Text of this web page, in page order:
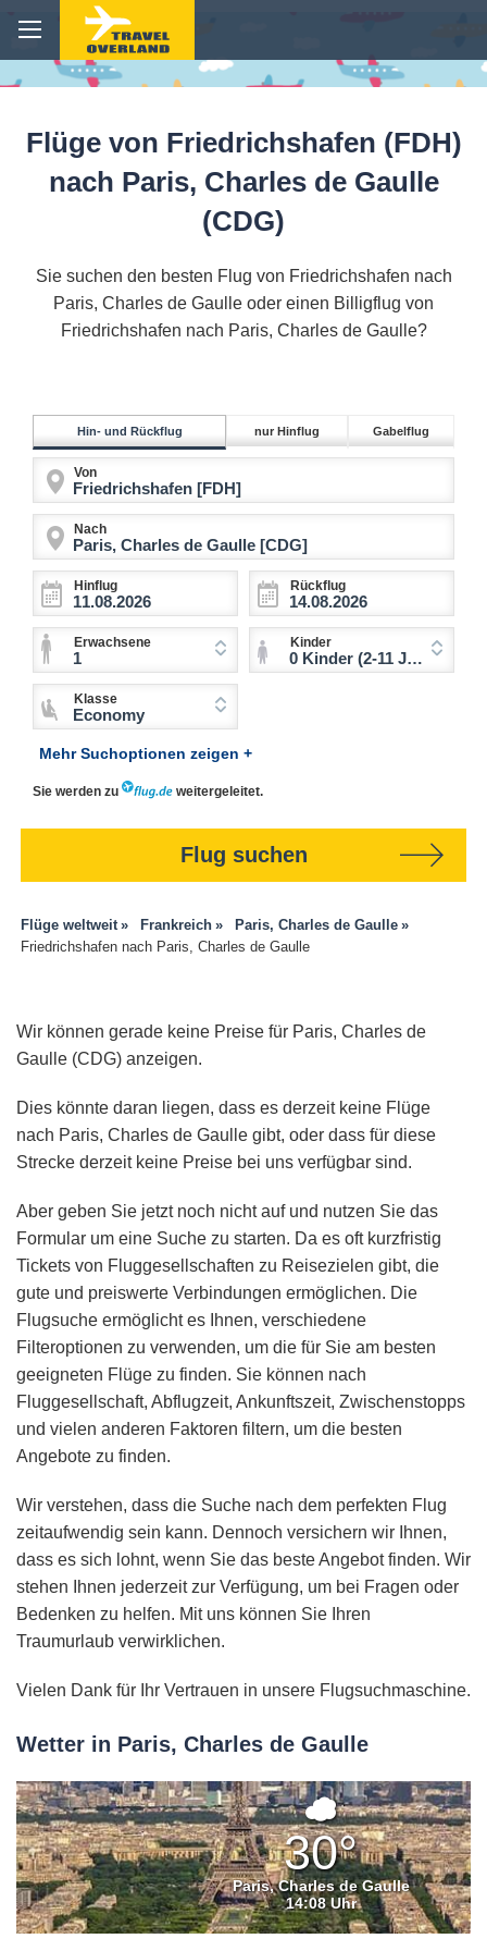
Flüge von Friedrichshafen (FDH)
nach Paris, Charles de Gaulle
(CDG)
Sie suchen den besten Flug von Friedrichshafen nach
Paris, Charles de Gaulle oder einen Billigflug von
Friedrichshafen nach Paris, Charles de Gaulle?
Hin- und Rückflug nur Hinflug Gabelflug
Von
Nach
Hinflug Rückflug
Erwachsene
1
Kinder
0 Kinder (2-11 Jahre)
Klasse
Economy
Mehr Suchoptionen zeigen +
Sie werden zu weitergeleitet.
Flug suchen
Flüge weltweit Frankreich
Paris, Charles de Gaulle
Friedrichshafen nach Paris, Charles de Gaulle
Wir können gerade keine Preise für Paris, Charles de
Gaulle (CDG) anzeigen.
Dies könnte daran liegen, dass es derzeit keine Flüge
nach Paris, Charles de Gaulle gibt, oder dass für diese
Strecke derzeit keine Preise bei uns verfügbar sind.
Aber geben Sie jetzt noch nicht auf und nutzen Sie das
Formular um eine Suche zu starten. Da es oft kurzfristig
Tickets von Fluggesellschaften zu Reisezielen gibt, die
gute und preiswerte Verbindungen ermöglichen. Die
Flugsuche ermöglicht es Ihnen, verschiedene
Filteroptionen zu verwenden, um die für Sie am besten
geeigneten Flüge zu finden. Sie können nach
Fluggesellschaft, Abflugzeit, Ankunftszeit, Zwischenstopps
und vielen anderen Faktoren filtern, um die besten
Angebote zu finden.
Wir verstehen, dass die Suche nach dem perfekten Flug
zeitaufwendig sein kann. Dennoch versichern wir Ihnen,
dass es sich lohnt, wenn Sie das beste Angebot finden. Wir
stehen Ihnen jederzeit zur Verfügung, um bei Fragen oder
Bedenken zu helfen. Mit uns können Sie Ihren
Traumurlaub verwirklichen.
Vielen Dank für Ihr Vertrauen in unsere Flugsuchmaschine.
Wetter in Paris, Charles de Gaulle
bewölkt
30°
Paris, Charles de Gaulle
14:08 Uhr